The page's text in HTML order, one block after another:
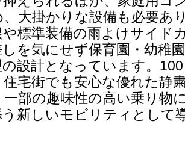
大掛かりな設備も必要あ
や標準装備の雨よけサイド
を気にせず保育園・幼稚
の設計となっています。
宅街でも安心な優れた静
部の趣味性の高い乗り物
う新しいモビリティとして